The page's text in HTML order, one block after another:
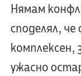
Нямам
споделял,
комплексен,
ужасно